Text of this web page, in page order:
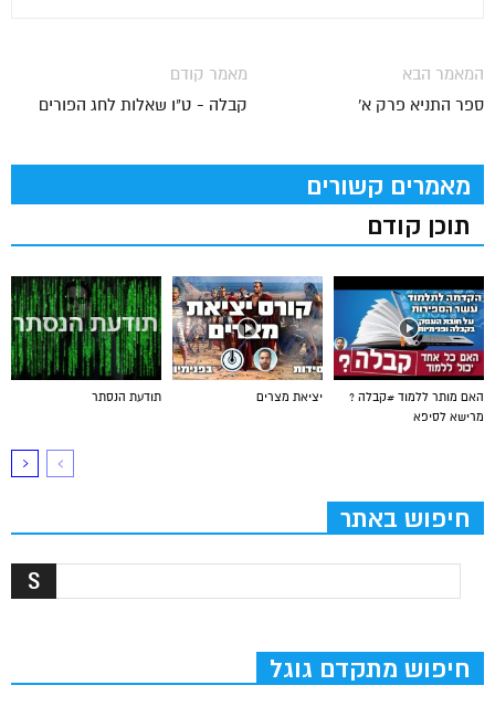
מאמר קודם
קבלה - ט"ו שאלות לחג הפורים
המאמר הבא
ספר התניא פרק א'
מאמרים קשורים
תוכן קודם
תודעת הנסתר יציאת מצרים
האם מותר ללמוד #קבלה ?
מרישא לסיפא
חיפוש באתר
חיפוש מתקדם גוגל